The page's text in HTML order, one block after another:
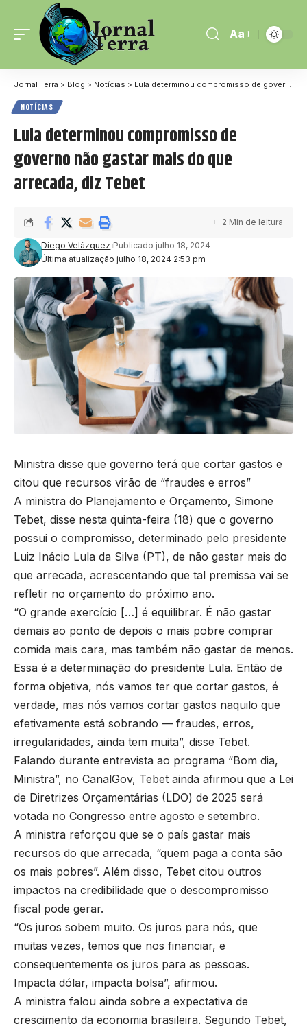
Aa
Jornal Terra > Blog > Notícias > Lula determinou compromisso de governo não gastar mais do que arrecada, diz Tebet
NOTÍCIAS
Lula determinou compromisso de
governo não gastar mais do que
arrecada, diz Tebet
Última atualização julho 18, 2024 2:53 pm
Diego Velázquez Publicado julho 18, 2024
2 Min de leitura
Ministra disse que governo terá que cortar gastos e
citou que recursos virão de “fraudes e erros”
A ministra do Planejamento e Orçamento, Simone
Tebet, disse nesta quinta-feira (18) que o governo
possui o compromisso, determinado pelo presidente
Luiz Inácio Lula da Silva (PT), de não gastar mais do
que arrecada, acrescentando que tal premissa vai se
refletir no orçamento do próximo ano.
“O grande exercício […] é equilibrar. É não gastar
demais ao ponto de depois o mais pobre comprar
comida mais cara, mas também não gastar de menos.
Essa é a determinação do presidente Lula. Então de
forma objetiva, nós vamos ter que cortar gastos, é
verdade, mas nós vamos cortar gastos naquilo que
efetivamente está sobrando — fraudes, erros,
irregularidades, ainda tem muita”, disse Tebet.
Falando durante entrevista ao programa “Bom dia,
Ministra”, no CanalGov, Tebet ainda afirmou que a Lei
de Diretrizes Orçamentárias (LDO) de 2025 será
votada no Congresso entre agosto e setembro.
A ministra reforçou que se o país gastar mais
recursos do que arrecada, “quem paga a conta são
os mais pobres”. Além disso, Tebet citou outros
impactos na credibilidade que o descompromisso
fiscal pode gerar.
“Os juros sobem muito. Os juros para nós, que
muitas vezes, temos que nos financiar, e
consequentemente os juros para as pessoas.
Impacta dólar, impacta bolsa”, afirmou.
A ministra falou ainda sobre a expectativa de
crescimento da economia brasileira. Segundo Tebet,